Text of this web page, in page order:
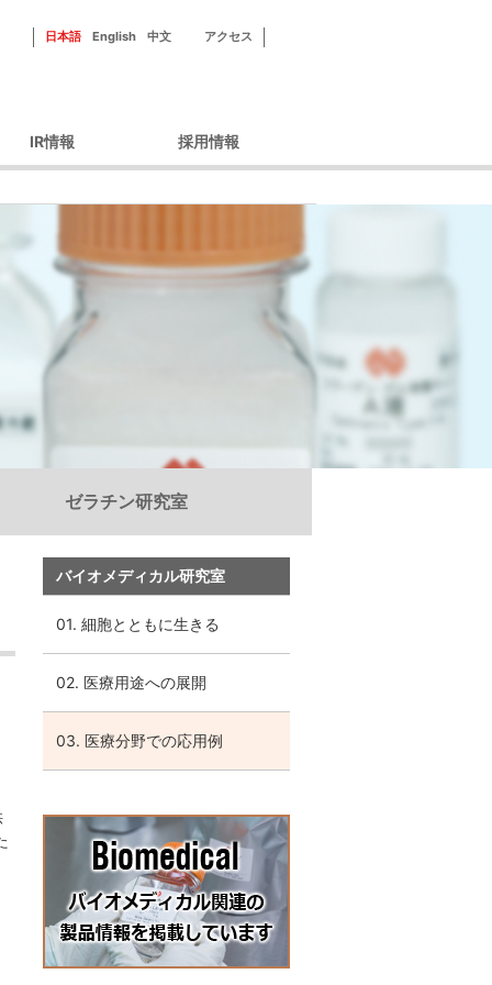
バイオメディカル研究室
01. 細胞とともに生きる
02. 医療用途への展開
03. 医療分野での応用例
IR情報
ス
IRライブラリ
株主優待
株式情報
リシー
電子公告
採用情報
社員紹介
研修・福利厚生
日本語 English 中文 アクセス
ゼラチン研究室